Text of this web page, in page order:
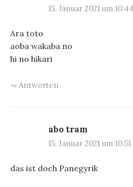
15. Januar 2021 um
Ara toto
aoba wakaba no
hi no hikari
Antworten
abo tram
15. Januar 2021 um
das ist doch Panegyrik